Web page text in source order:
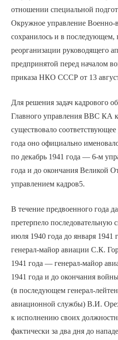
отношении специальной
Окружное управление Военно-
сохранилось и в последующем,
реорганизации руководящего
предпринятой перед началом
приказа НКО СССР от 13
Для решения задач кадрового
Главного управления ВВС КА к
существовало
года оно официально
по декабрь 1941 года — 6-м
года и до окончания Великой
управлением кадров5.
В течение предвоенного года
претерпело последовательную
июля 1940 года до января 1941
генерал-майор авиации С.К.
1941 года — генерал-майор
1941 года и до окончания
(в последующем генерал-
авиационной службы) В.И.
к исполнению своих
фактически за два дня до